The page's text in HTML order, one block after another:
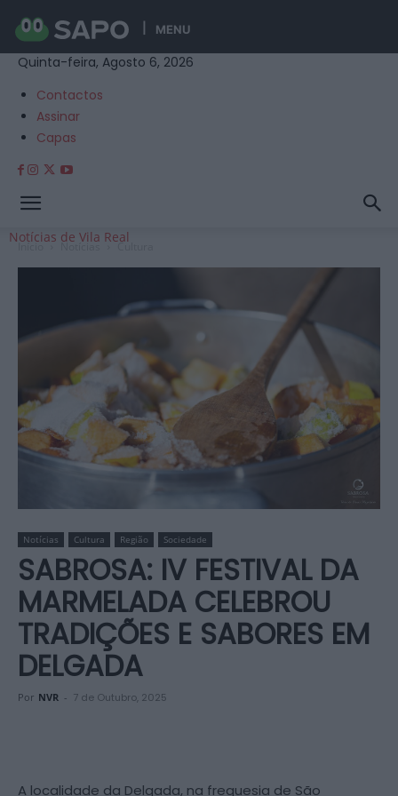
MENU
Quinta-feira, Agosto 6, 2026
Contactos
Assinar
Capas
Notícias de Vila Real
Início Notícias Cultura
Notícias Cultura Região Sociedade
SABROSA: IV FESTIVAL DA
MARMELADA CELEBROU
TRADIÇÕES E SABORES EM
DELGADA
Por NVR - 7 de Outubro, 2025
A localidade da Delgada, na freguesia de São